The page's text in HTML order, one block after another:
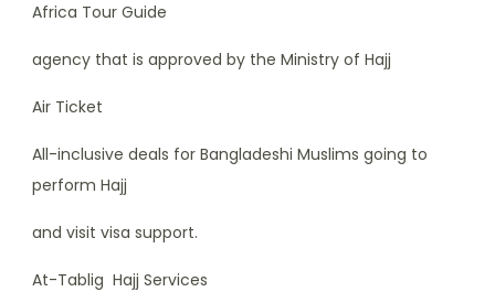
Africa Tour Guide
agency that is approved by the Ministry of Hajj
Air Ticket
All-inclusive deals for Bangladeshi Muslims going to
perform Hajj
and visit visa support.
At-Tablig Hajj Services